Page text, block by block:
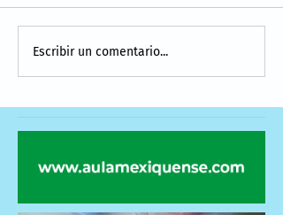
Escribir un comentario...